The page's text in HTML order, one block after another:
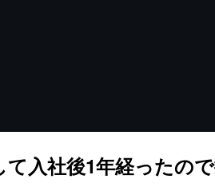
入社後1年経ったの